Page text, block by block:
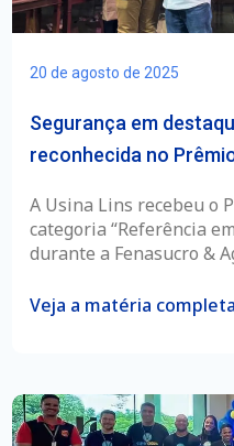
Segurança em
reconhecida no
20 de agosto de 2025
A Usina Lins recebeu o
categoria “Referência
durante a Fenasucro &
Veja a matéria completa